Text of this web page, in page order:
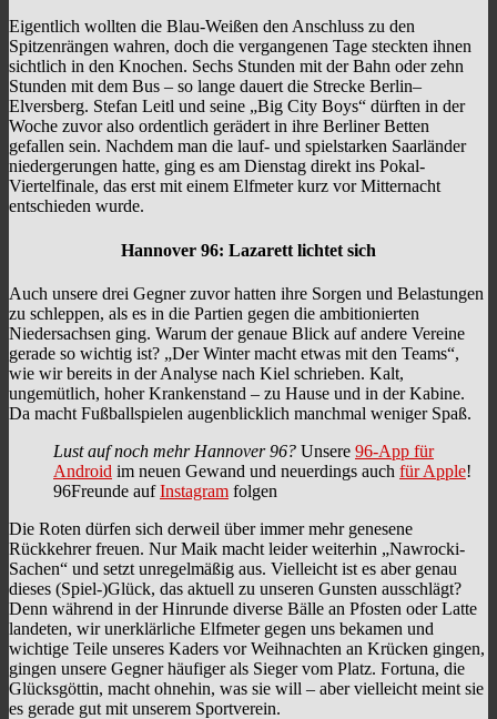
Eigentlich wollten die Blau-Weißen den Anschluss zu den
Spitzenrängen wahren, doch die vergangenen Tage steckten ihnen
sichtlich in den Knochen. Sechs Stunden mit der Bahn oder zehn
Stunden mit dem Bus – so lange dauert die Strecke Berlin–
Elversberg. Stefan Leitl und seine „Big City Boys“ dürften in der
Woche zuvor also ordentlich gerädert in ihre Berliner Betten
gefallen sein. Nachdem man die lauf- und spielstarken Saarländer
niedergerungen hatte, ging es am Dienstag direkt ins Pokal-
Viertelfinale, das erst mit einem Elfmeter kurz vor Mitternacht
entschieden wurde.
Hannover 96: Lazarett lichtet sich
Auch unsere drei Gegner zuvor hatten ihre Sorgen und Belastungen
zu schleppen, als es in die Partien gegen die ambitionierten
Niedersachsen ging. Warum der genaue Blick auf andere Vereine
gerade so wichtig ist? „Der Winter macht etwas mit den Teams“,
wie wir bereits in der Analyse nach Kiel schrieben. Kalt,
ungemütlich, hoher Krankenstand – zu Hause und in der Kabine.
Da macht Fußballspielen augenblicklich manchmal weniger Spaß.
Lust auf noch mehr Hannover 96? Unsere 96-App für
Android im neuen Gewand und neuerdings auch für Apple!
96Freunde aufInstagram folgen
Die Roten dürfen sich derweil über immer mehr genesene
Rückkehrer freuen. Nur Maik macht leider weiterhin „Nawrocki-
Sachen“ und setzt unregelmäßig aus. Vielleicht ist es aber genau
dieses (Spiel-)Glück, das aktuell zu unseren Gunsten ausschlägt?
Denn während in der Hinrunde diverse Bälle an Pfosten oder Latte
landeten, wir unerklärliche Elfmeter gegen uns bekamen und
wichtige Teile unseres Kaders vor Weihnachten an Krücken gingen,
gingen unsere Gegner häufiger als Sieger vom Platz. Fortuna, die
Glücksgöttin, macht ohnehin, was sie will – aber vielleicht meint sie
es gerade gut mit unserem Sportverein.